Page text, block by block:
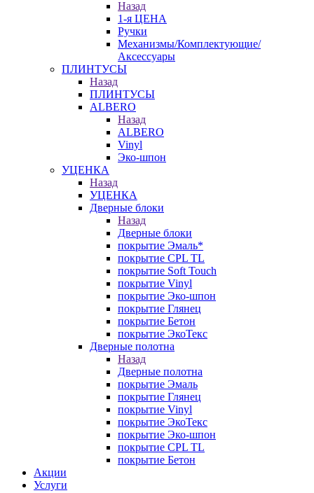
Назад
1-я ЦЕНА
Ручки
Механизмы/Комплектующие/
Аксессуары
ПЛИНТУСЫ
Назад
ПЛИНТУСЫ
ALBERO
Назад
ALBERO
Vinyl
Эко-шпон
УЦЕНКА
Назад
УЦЕНКА
Дверные блоки
Назад
Дверные блоки
покрытие Эмаль*
покрытие CPL TL
покрытие Soft Touch
покрытие Vinyl
покрытие Эко-шпон
покрытие Глянец
покрытие Бетон
покрытие ЭкоТекс
Дверные полотна
Назад
Дверные полотна
покрытие Эмаль
покрытие Глянец
покрытие Vinyl
покрытие ЭкоТекс
покрытие Эко-шпон
покрытие CPL TL
покрытие Бетон
Акции
Услуги